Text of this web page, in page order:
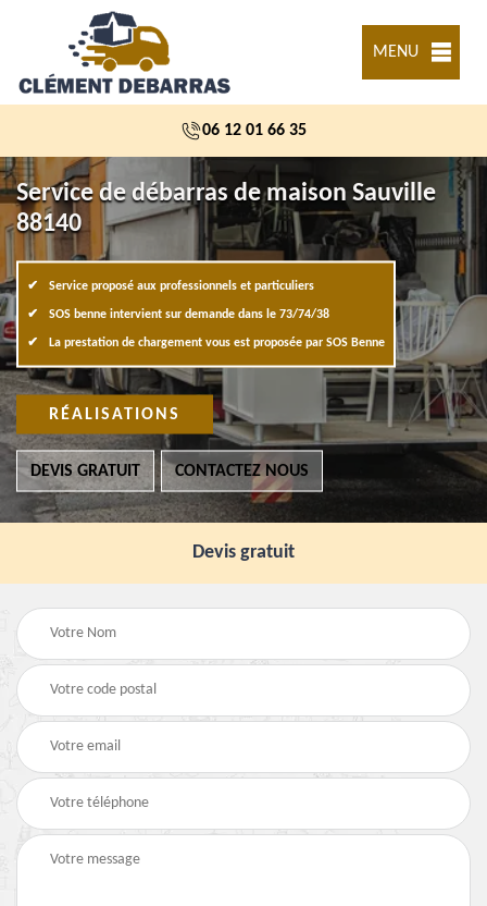
MENU
06 12 01 66 35
Service de débarras de maison Sauville
88140
Service proposé aux professionnels et particuliers
SOS benne intervient sur demande dans le 73/74/38
La prestation de chargement vous est proposée par SOS Benne
RÉALISATIONS
DEVIS GRATUIT CONTACTEZ NOUS
Devis gratuit